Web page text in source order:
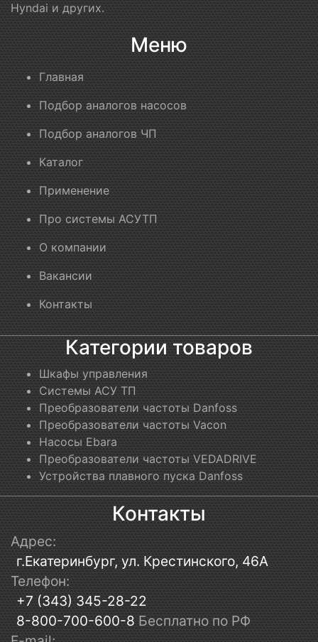
Hyndai и других.
Меню
Главная
Подбор аналогов насосов
Подбор аналогов ЧП
Каталог
Применение
Про системы АСУТП
О компании
Вакансии
Контакты
Категории товаров
Шкафы управления
Системы АСУ ТП
Преобразователи частоты Danfoss
Преобразователи частоты Vacon
Насосы Ebara
Преобразователи частоты VEDADRIVE
Устройства плавного пуска Danfoss
Контакты
Адрес:
г.Екатеринбург, ул. Крестинского, 46А
Телефон:
+7 (343) 345-28-22
8-800-700-600-8 Бесплатно по РФ